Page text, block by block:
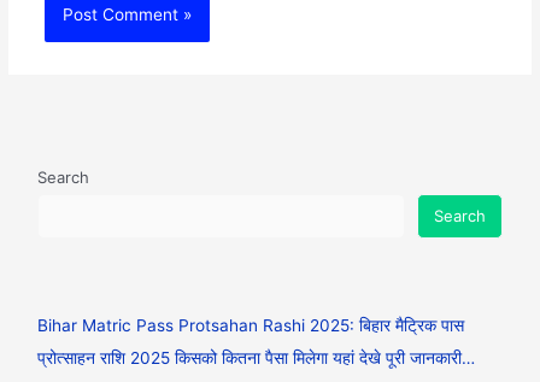
Search
Search
Bihar Matric Pass Protsahan Rashi 2025: बिहार मैट्रिक पास
प्रोत्साहन राशि 2025 किसको कितना पैसा मिलेगा यहां देखे पूरी जानकारी…